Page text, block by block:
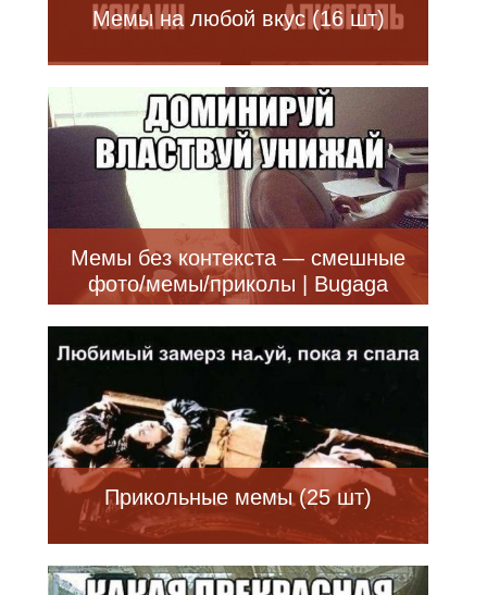
Мемы на любой вкус (16 шт)
Мемы без контекста — смешные
фото/мемы/приколы | Bugaga
Прикольные мемы (25 шт)